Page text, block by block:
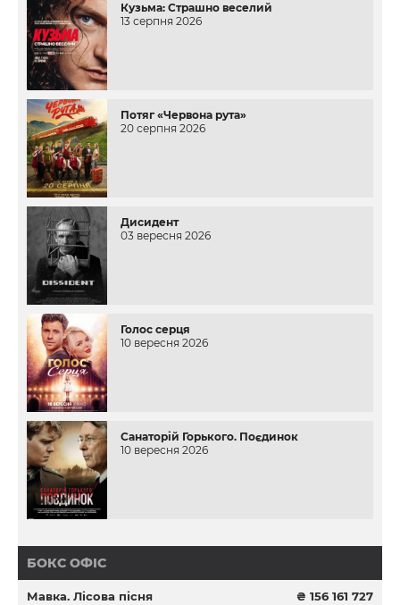
Кузьма: Страшно веселий
13 серпня 2026
Потяг «Червона рута»
20 серпня 2026
Дисидент
03 вересня 2026
Голос серця
10 вересня 2026
Санаторій Горького. Поєдинок
10 вересня 2026
БОКС ОФІС
Мавка. Лісова пісня ₴ 156 161 727